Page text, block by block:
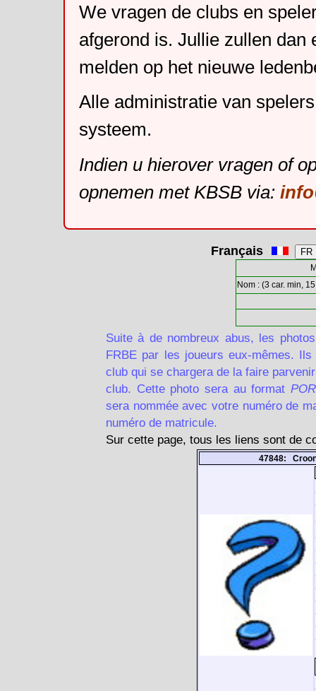
We vragen de clubs en
afgerond is. Jullie zullen dan
melden op het nieuwe
Alle administratie van
systeem.
Indien u hierover vragen of
opnemen met KBSB via:
Français
Nom : (3 car. min,
Suite à de nombreux abus, les
FRBE par les joueurs eux-mêmes.
club qui se chargera de la faire
club. Cette photo sera au format
sera nommée avec votre numéro de
numéro de matricule.
Sur cette page, tous les liens sont de
47848: